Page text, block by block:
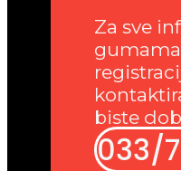
Za sve
biste
033/